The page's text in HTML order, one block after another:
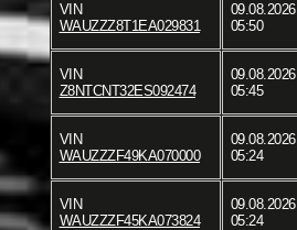
VIN
WAUZZZ8T1EA029831
09.08.2026
05:50
VIN
Z8NTCNT32ES092474
09.08.2026
05:45
VIN
WAUZZZF49KA070000
09.08.2026
05:24
VIN
WAUZZZF45KA073824
09.08.2026
05:24